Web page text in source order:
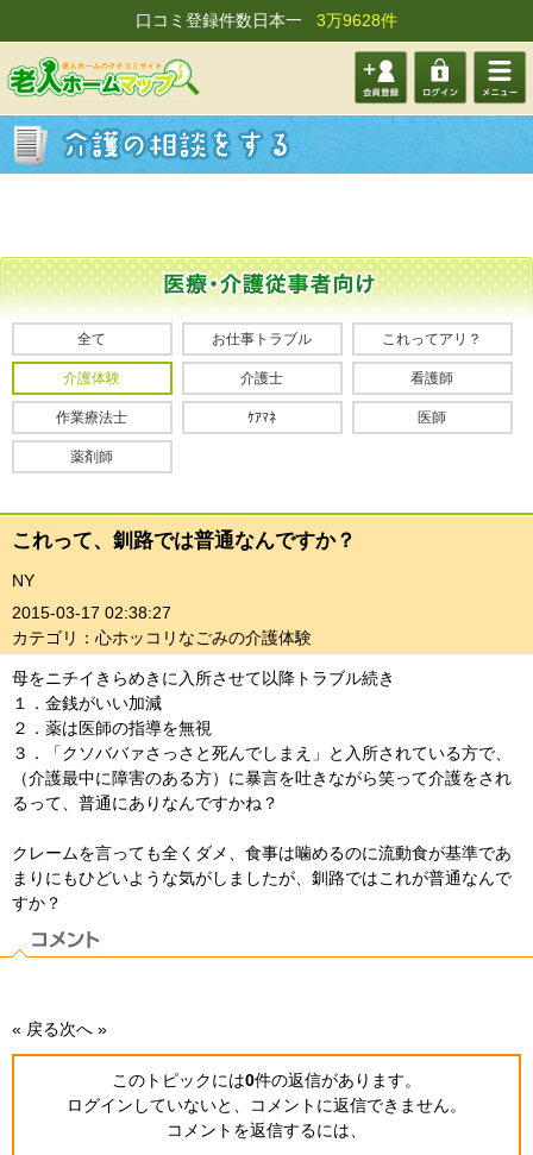
口コミ登録件数日本一 3万9628件
会員登 ログイ メニュ
全て お仕事トラブル これってアリ？
介護体験 介護士 看護師
作業療法士 ｹｱﾏﾈ 医師
薬剤師
これって、釧路では普通なんですか？
NY
2015-03-17 02:38:27
カテゴリ：心ホッコリなごみの介護体験
母をニチイきらめきに入所させて以降トラブル続き
１．金銭がいい加減
２．薬は医師の指導を無視
３．「クソババァさっさと死んでしまえ」と入所されている方で、
（介護最中に障害のある方）に暴言を吐きながら笑って介護をされ
るって、普通にありなんですかね？
クレームを言っても全くダメ、食事は噛めるのに流動食が基準であ
まりにもひどいような気がしましたが、釧路ではこれが普通なんで
すか？
« 戻る次へ »
このトピックには0件の返信があります。
ログインしていないと、コメントに返信できません。
コメントを返信するには、